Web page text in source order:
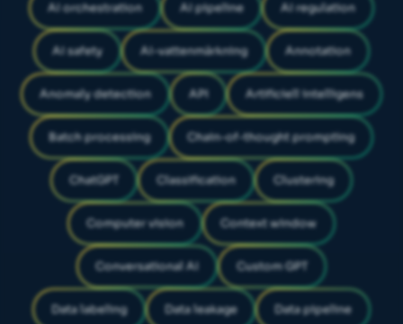
AI orchestration AI pipeline AI regulation
AI safety AI-vattenmärkning Annotation
Anomaly detection API Artificiell intelligens
Batch processing Chain-of-thought prompting
ChatGPT Classification Clustering
Computer vision Context window
Conversational AI Custom GPT
Data labeling Data leakage Data pipeline